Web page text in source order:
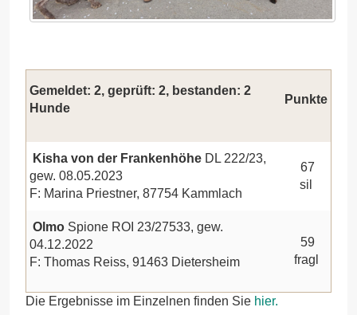
Gemeldet: 2, geprüft: 2, bestanden: 2
Hunde
Punkte
Kisha von der Frankenhöhe DL 222/23,
gew. 08.05.2023
F: Marina Priestner, 87754 Kammlach
67
sil
Olmo Spione ROI 23/27533, gew.
04.12.2022
F: Thomas Reiss, 91463 Dietersheim
59
fragl
Die Ergebnisse im Einzelnen finden Sie hier.